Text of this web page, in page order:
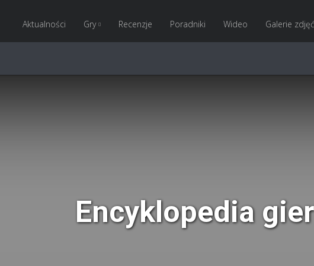
Aktualności Gry Recenzje Poradniki Wideo Galerie zdjęć
Encyklopedia gier